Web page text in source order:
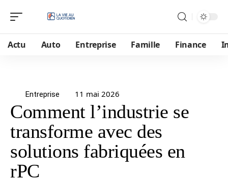
Actu Auto Entreprise Famille Finance
Entreprise 11 mai 2026
Comment l’industrie se
transforme avec des
solutions fabriquées en
rPC